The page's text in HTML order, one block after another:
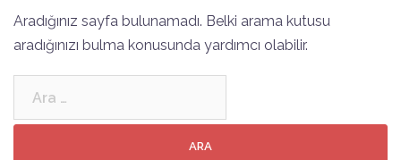
Aradığınız sayfa bulunamadı. Belki arama kutusu
aradığınızı bulma konusunda yardımcı olabilir.